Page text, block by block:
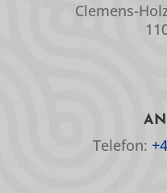
Clemens-
Telefon: